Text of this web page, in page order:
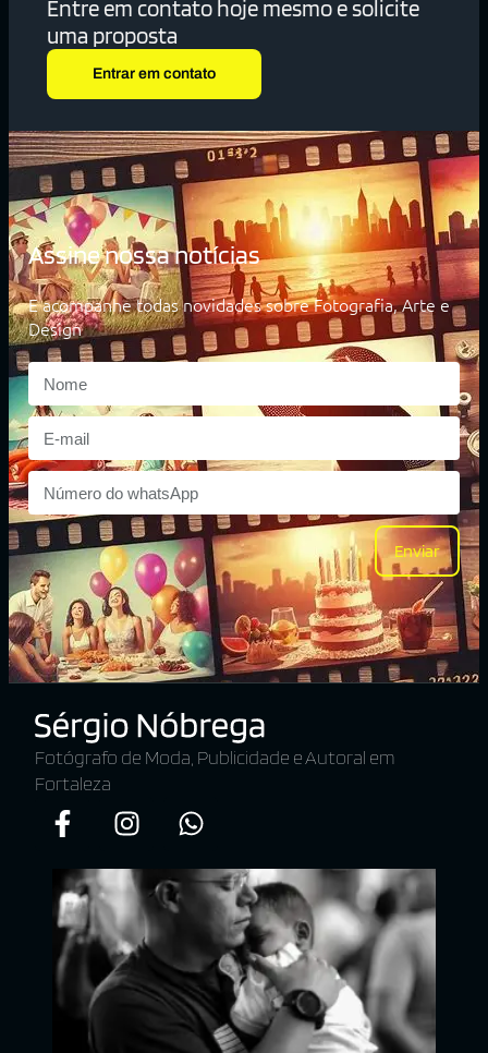
Entre em contato hoje mesmo e solicite
uma proposta
Entrar em contato
Assine nossa notícias
E acompanhe todas novidades sobre Fotografia, Arte e
Design
Enviar
Fotógrafo de Moda, Publicidade e Autoral em
Fortaleza